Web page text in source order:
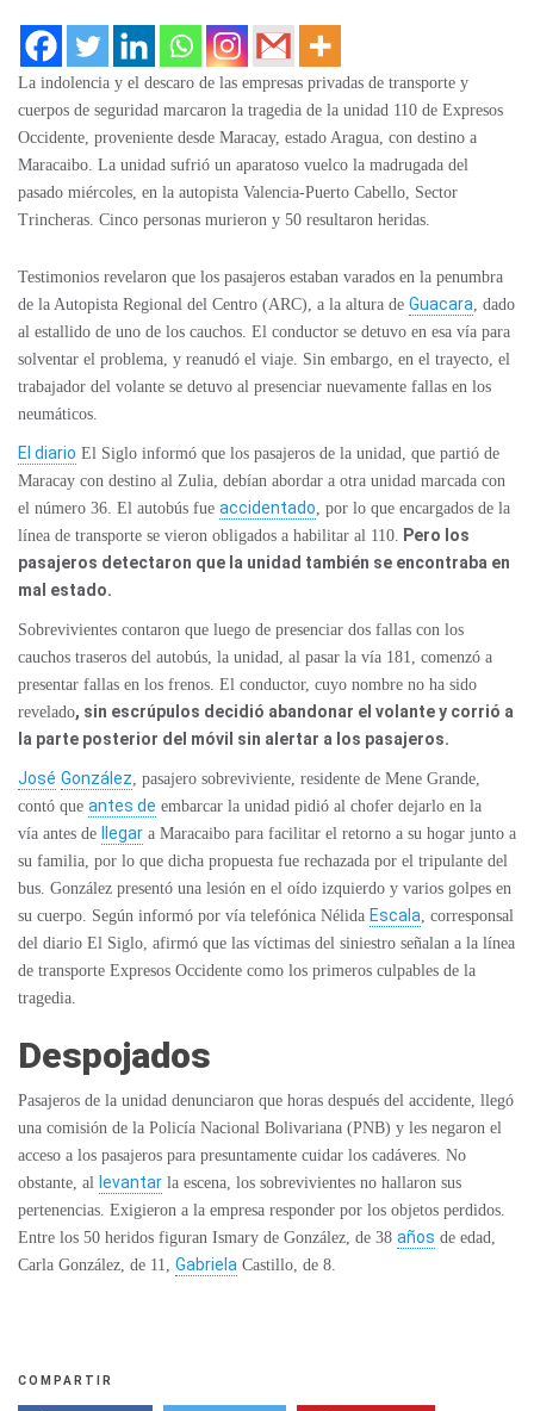
La indolencia y el descaro de las empresas privadas de transporte y
cuerpos de seguridad marcaron la tragedia de la unidad 110 de Expresos
Occidente, proveniente desde Maracay, estado Aragua, con destino a
Maracaibo. La unidad sufrió un aparatoso vuelco la madrugada del
pasado miércoles, en la autopista Valencia-Puerto Cabello, Sector
Trincheras. Cinco personas murieron y 50 resultaron heridas.
Testimonios revelaron que los pasajeros estaban varados en la penumbra
de la Autopista Regional del Centro (ARC), a la altura de Guacara , dado
al estallido de uno de los cauchos. El conductor se detuvo en esa vía para
solventar el problema, y reanudó el viaje. Sin embargo, en el trayecto, el
trabajador del volante se detuvo al presenciar nuevamente fallas en los
neumáticos.
El diario El Siglo informó que los pasajeros de la unidad, que partió de
Maracay con destino al Zulia, debían abordar a otra unidad marcada con
el número 36. El autobús fue accidentado , por lo que encargados de la
línea de transporte se vieron obligados a habilitar al 110.
Pero los
pasajeros detectaron que la unidad también se encontraba en
mal estado.
Sobrevivientes contaron que luego de presenciar dos fallas con los
cauchos traseros del autobús, la unidad, al pasar la vía 181, comenzó a
presentar fallas en los frenos. El conductor, cuyo nombre no ha sido
revelado, sin escrúpulos decidió abandonar el volante y corrió a
la parte posterior del móvil sin alertar a los pasajeros.
José González , pasajero sobreviviente, residente de Mene Grande,
contó que antes de embarcar la unidad pidió al chofer dejarlo en la
vía antes de
llegar a Maracaibo para facilitar el retorno a su hogar junto a
su familia, por lo que dicha propuesta fue rechazada por el tripulante del
bus. González presentó una lesión en el oído izquierdo y varios golpes en
su cuerpo. Según informó por vía telefónica Nélida Escala , corresponsal
del diario El Siglo, afirmó que las víctimas del siniestro señalan a la línea
de transporte Expresos Occidente como los primeros culpables de la
tragedia.
Despojados
Pasajeros de la unidad denunciaron que horas después del accidente, llegó
una comisión de la Policía Nacional Bolivariana (PNB) y les negaron el
acceso a los pasajeros para presuntamente cuidar los cadáveres. No
obstante, al levantar la escena, los sobrevivientes no hallaron sus
pertenencias. Exigieron a la empresa responder por los objetos perdidos.
Entre los 50 heridos figuran Ismary de González, de 38 años de edad,
Carla González, de 11, Gabriela Castillo, de 8.
COMPARTIR